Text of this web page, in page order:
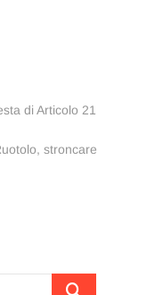
di Articolo 21
stroncare
Cerca